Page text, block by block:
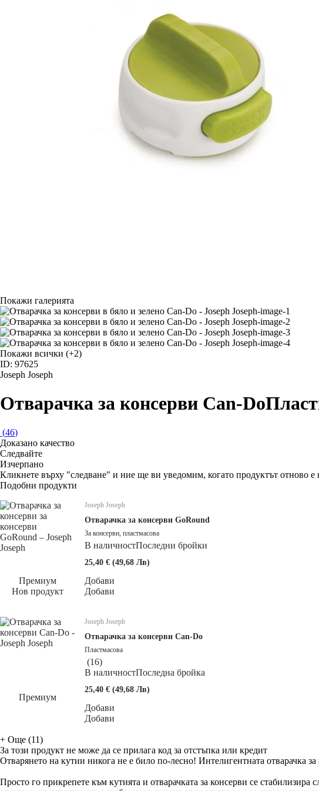
Покажи галерията
Покажи всички (+2)
ID: 97625
Joseph Joseph
Отварачка за консерви Can-Do
(46)
Доказано качество
Следвайте
Изчерпанo
Кликнете върху "следване" и ние ще ви уведомим, когато продуктът отново е
Подобни продукти
Премиум
Нов продукт
Joseph Joseph
Отварачка за консерви GoRound
За консерви, пластмасова
В наличностПоследни бройки
25,40 € (49,68 Лв)
Добави
Добави
Премиум
Joseph Joseph
Отварачка за консерви Can-Do
Пластмасова
(16)
В наличностПоследна бройка
25,40 € (49,68 Лв)
Добави
Добави
+ Още (11)
За този продукт не може да се прилага код за отстъпка или кредит
Отварянето на кутии никога не е било по-лесно! Интелигентната отварачка
Просто го прикрепете към кутията и отварачката за консерви се